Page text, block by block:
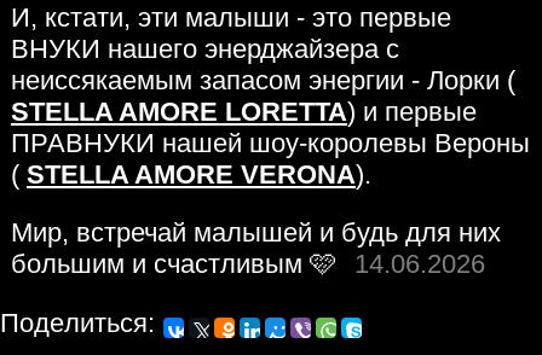
И, кстати, эти малыши - это первые
ВНУКИ нашего энерджайзера с
неиссякаемым запасом энергии - Лорки (
STELLA AMORE LORETTA) и первые
ПРАВНУКИ нашей шоу-королевы Вероны
( STELLA AMORE VERONA).
Мир, встречай малышей и будь для них
большим и счастливым 🩷
14.06.2026
Пoдeлитьcя: